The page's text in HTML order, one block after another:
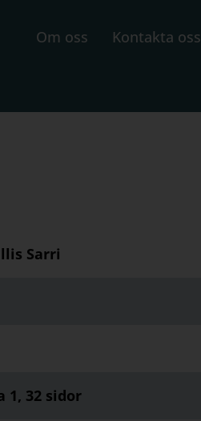
Om oss Kontakta oss
Sarri
1, 32 sidor